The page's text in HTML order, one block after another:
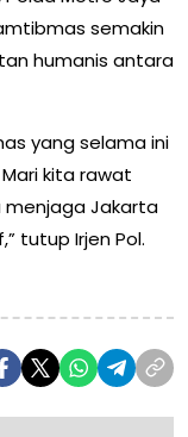
semakin
humanis antara
yang selama ini
kita rawat
Jakarta
tutup Irjen Pol.